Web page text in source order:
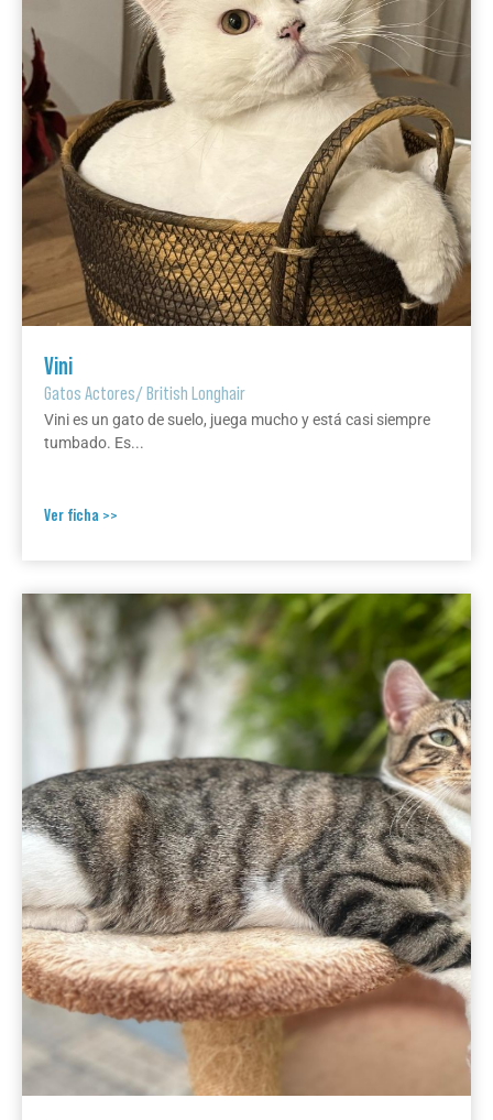
Vini
Gatos Actores/British Longhair
Vini es un gato de suelo, juega mucho y está casi siempre
tumbado. Es...
Ver ficha >>